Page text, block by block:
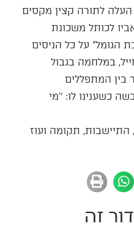
העלה לתורה קצין מקסים
לכותל משכונת
הגומל” על כל הניסים
במלחמה בגבול
המתפללים
כשענינו לו: ‘’מי
תקומה ועוז
זה